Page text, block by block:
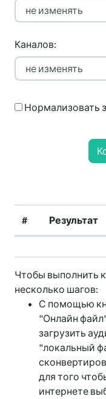
Каналов:
Нормализовать
# Результат
Чтобы выполнить
несколько шагов:
С помощью
"Онлайн
загрузить
"локальный
для того
интернете